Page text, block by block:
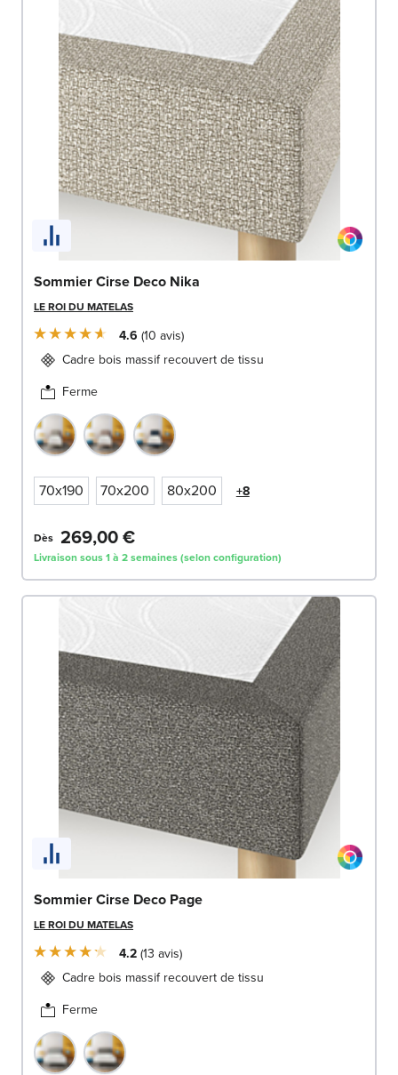
Sommier Cirse Deco Nika
LE ROI DU MATELAS
4.6 10 avis
Cadre bois massif recouvert de tissu
Ferme
70x190 70x200 80x200 +8
Dès 269,00 €
Livraison sous 1 à 2 semaines (selon configuration)
Sommier Cirse Deco Page
LE ROI DU MATELAS
4.2 13 avis
Cadre bois massif recouvert de tissu
Ferme